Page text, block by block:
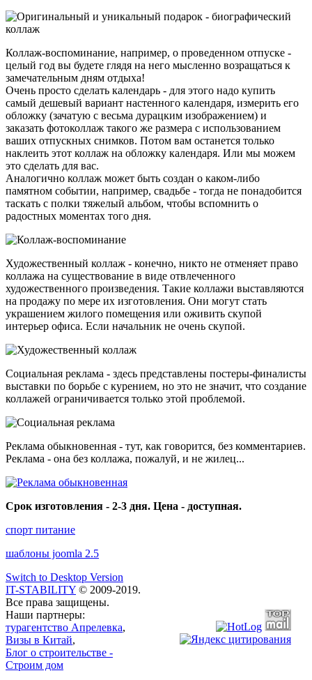
Коллаж-воспоминание, например, о проведенном отпуске -
целый год вы будете глядя на него мысленно возращаться к
замечательным дням отдыха!
Очень просто сделать календарь - для этого надо купить
самый дешевый вариант настенного календаря, измерить его
обложку (зачатую с весьма дурацким изображением) и
заказать фотоколлаж такого же размера с использованием
ваших отпускных снимков. Потом вам останется только
наклеить этот коллаж на обложку календаря. Или мы можем
это сделать для вас.
Аналогично коллаж может быть создан о каком-либо
памятном событии, например, свадьбе - тогда не понадобится
таскать с полки тяжелый альбом, чтобы вспомнить о
радостных моментах того дня.
Художественный коллаж - конечно, никто не отменяет право
коллажа на существование в виде отвлеченного
художественного произведения. Такие коллажи выставляются
на продажу по мере их изготовления. Они могут стать
украшением жилого помещения или оживить скупой
интерьер офиса. Если начальник не очень скупой.
Социальная реклама - здесь представлены постеры-финалисты
выставки по борьбе с курением, но это не значит, что создание
коллажей ограничивается только этой проблемой.
Реклама обыкновенная - тут, как говорится, без комментариев.
Реклама - она без коллажа, пожалуй, и не жилец...
Срок изготовления - 2-3 дня. Цена - доступная.
спорт питание
шаблоны joomla 2.5
Switch to Desktop Version
IT-STABILITY © 2009-2019.
Все права защищены.
Наши партнеры:
турагентство Апрелевка,
Визы в Китай,
Блог о строительстве -
Строим дом